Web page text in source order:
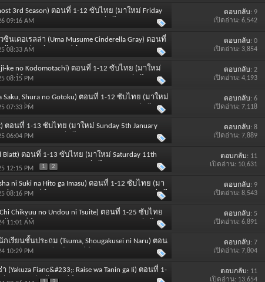
3rd Season) ตอนที่ 1-12 ซับไทย (มาใหม่ Friday
: Japanese และ SUBTITLE : Thai]
09:16 AM
ตอบกลับ: 9
เปิดอ่าน: 6,542
เดอเรลล่า (Uma Musume Cinderella Gray) ตอนที่
/ Spring 2025) [SOUND : Japanese และ
08:33 AM
ตอบกลับ: 0
เปิดอ่าน: 3,854
no Kodomotachi) ตอนที่ 1-12 ซับไทย (มาใหม่
[SOUND : Japanese และ SUBTITLE : Thai]
08:15 PM
ตอบกลับ: 2
เปิดอ่าน: 4,193
Shura no Gotoku) ตอนที่ 1-12 ซับไทย (มาใหม่
[SOUND : Japanese และ SUBTITLE : Thai]
07:33 PM
ตอบกลับ: 6
เปิดอ่าน: 7,118
อนที่ 1-13 ซับไทย (มาใหม่ Sunday 5th January
และ SUBTITLE : Thai]
06:04 PM
ตอบกลับ: 8
เปิดอ่าน: 7,889
ตอนที่ 1-13 ซับไทย (มาใหม่ Saturday 11th
Japanese และ SUBTITLE : Thai]
12:15 PM 1 2
ตอบกลับ: 11
เปิดอ่าน: 10,631
ni Suki na Hito ga Imasu) ตอนที่ 1-12 ซับไทย (มา
2025) [SOUND : Japanese และ SUBTITLE : Thai]
08:16 PM
ตอบกลับ: 9
เปิดอ่าน: 8,543
Chikyuu no Undou ni Tsuite) ตอนที่ 1-25 ซับไทย
[SOUND : Japanese และ SUBTITLE : Thai]
11:01 AM
ตอบกลับ: 5
เปิดอ่าน: 6,891
รียนชั้นประถม (Tsuma, Shougakusei ni Naru) ตอน
2024 / Fall 2024) [SOUND : Japanese และ
10:29 PM
ตอบกลับ: 7
เปิดอ่าน: 7,804
Fianc&#233;: Raise wa Tanin ga Ii) ตอนที่ 1-
2024 / Fall 2024) [SOUND : Japanese และ
ตอบกลับ: 11
เปิดอ่าน: 13,654